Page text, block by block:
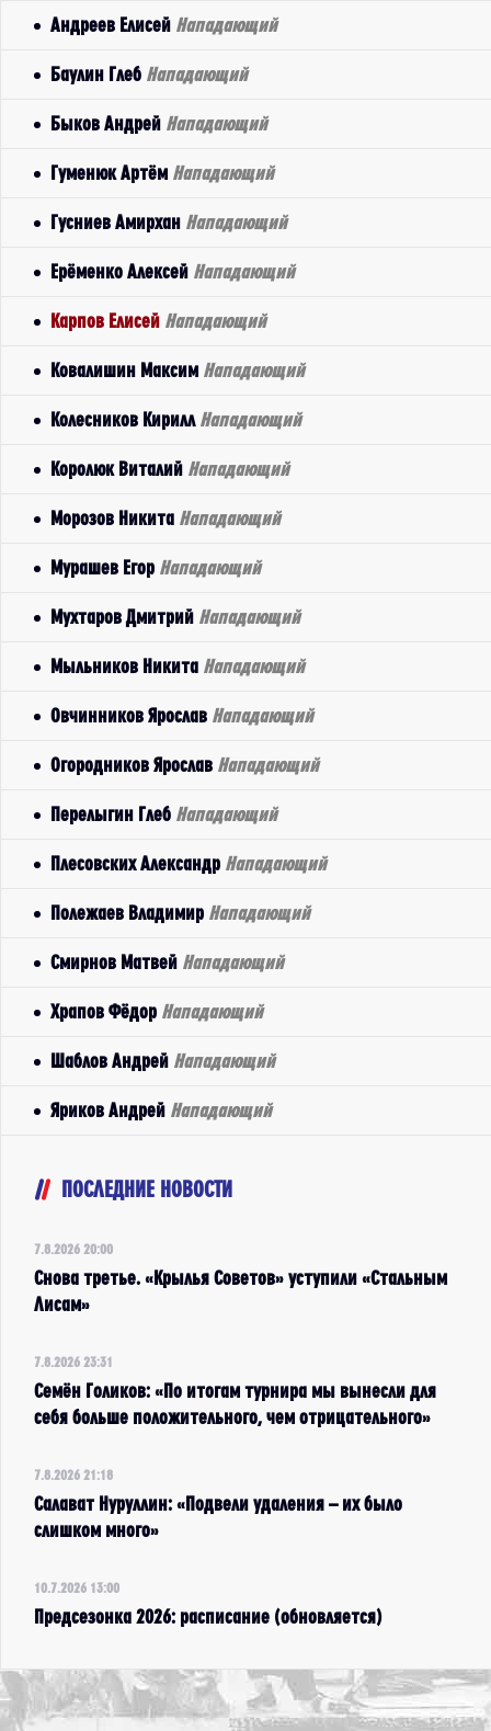
Андреев Елисей Нападающий
Баулин Глеб Нападающий
Быков Андрей Нападающий
Гуменюк Артём Нападающий
Гусниев Амирхан Нападающий
Ерёменко Алексей Нападающий
Карпов Елисей Нападающий
Ковалишин Максим Нападающий
Колесников Кирилл Нападающий
Королюк Виталий Нападающий
Морозов Никита Нападающий
Мурашев Егор Нападающий
Мухтаров Дмитрий Нападающий
Мыльников Никита Нападающий
Овчинников Ярослав Нападающий
Огородников Ярослав Нападающий
Перелыгин Глеб Нападающий
Плесовских Александр Нападающий
Полежаев Владимир Нападающий
Смирнов Матвей Нападающий
Храпов Фёдор Нападающий
Шаблов Андрей Нападающий
Яриков Андрей Нападающий
ПОСЛЕДНИЕ НОВОСТИ
7.8.2026 20:00
Снова третье. «Крылья Советов» уступили «Стальным
Лисам»
7.8.2026 23:31
Семён Голиков: «По итогам турнира мы вынесли для
себя больше положительного, чем отрицательного»
7.8.2026 21:18
Салават Нуруллин: «Подвели удаления – их было
слишком много»
10.7.2026 13:00
Предсезонка 2026: расписание (обновляется)